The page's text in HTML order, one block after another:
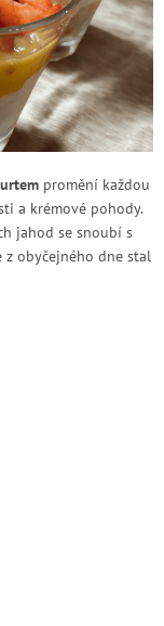
promění každou
a krémové pohody.
jahod se snoubí s
z obyčejného dne stal